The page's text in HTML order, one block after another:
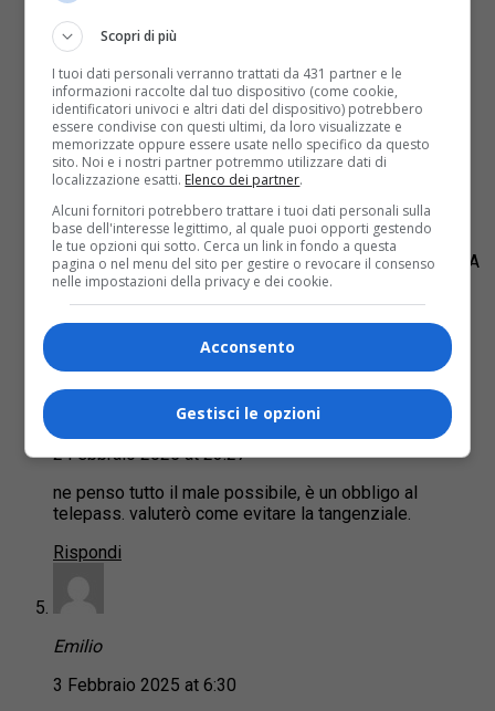
Guido
2 Febbraio 2025 at 20:46
Quindi per utilizzare la tangenziale bisognerà essere
assolutamente in possesso di uno smartphone ed
avanti con gli anni che sono in possesso
esclusivamente di cellulare (senza internet) dovranno
percorrere esclusivamente la viabilità ordinaria. EVVIVA
IL PROGRESSO
Rispondi
2 Febbraio 2025 at 23:27
ne penso tutto il male possibile, è un obbligo al
telepass. valuterò come evitare la tangenziale.
Rispondi
Emilio
3 Febbraio 2025 at 6:30
Scopri di più
I tuoi dati personali verranno trattati da 431 partner e le
informazioni raccolte dal tuo dispositivo (come cookie,
identificatori univoci e altri dati del dispositivo) potrebbero
essere condivise con questi ultimi, da loro visualizzate e
memorizzate oppure essere usate nello specifico da questo
sito. Noi e i nostri partner potremmo utilizzare dati di
localizzazione esatti. Elenco dei partner.
Alcuni fornitori potrebbero trattare i tuoi dati personali sulla
base dell'interesse legittimo, al quale puoi opporti gestendo
le tue opzioni qui sotto. Cerca un link in fondo a questa
pagina o nel menu del sito per gestire o revocare il consenso
nelle impostazioni della privacy e dei cookie.
Acconsento
Gestisci le opzioni